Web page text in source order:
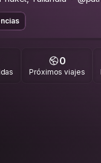
0
Próximos viajes